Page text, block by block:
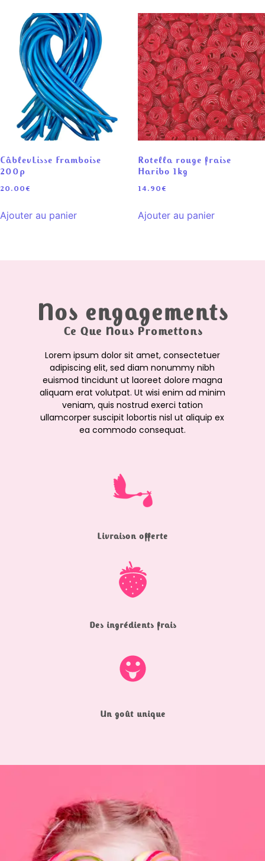
CâblevLisse Framboise
200p
20.00€
Ajouter au panier
Rotella rouge fraise
Haribo 1kg
14.90€
Ajouter au panier
Nos engagements
Ce Que Nous Promettons
Lorem ipsum dolor sit amet, consectetuer
adipiscing elit, sed diam nonummy nibh
euismod tincidunt ut laoreet dolore magna
aliquam erat volutpat. Ut wisi enim ad minim
veniam, quis nostrud exerci tation
ullamcorper suscipit lobortis nisl ut aliquip ex
ea commodo consequat.
Livraison offerte
Des ingrédients frais
Un goût unique